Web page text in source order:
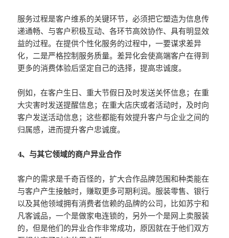
服务过程是客户维系的关键环节，必须把它塑造为信息传
递通畅、与客户积极互动、各环节高效协作、具有明显效
益的过程。在提供个性化服务的过程中，一要谋求差异
化，二是严格控制服务质量。差异化会使高端客户在得到
更多的消费体验后坚定自己的选择，提高忠诚度。
例如，在客户生日、重大节假日及时发送关怀信息；在重
大灾害时发送提醒信息；在重大店庆或者活动时，及时向
客户发送活动信息；这些都能有效提升客户与企业之间的
归属感，进而提升客户忠诚度。
4、与其它领域的商户异业合作
客户的需求是千奇百怪的，扩大合作品牌范围和种类能在
与客户产生接触时，赚取更多可期利润。服装零售、银行
以及其他领域拥有消费者信赖的品牌的公司，比如苏宁和
凡客诚品，一个是做家电连锁的，另外一个是网上卖服装
的，但是他们的异业合作非常成功，原因就在于他们双方